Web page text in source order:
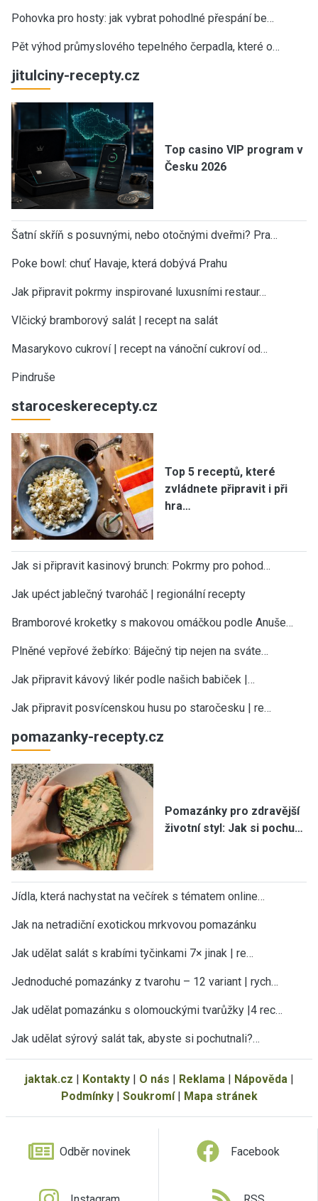
Pohovka pro hosty: jak vybrat pohodlné přespání be…
Pět výhod průmyslového tepelného čerpadla, které o…
jitulciny-recepty.cz
Top casino VIP program v
Česku 2026
Šatní skříň s posuvnými, nebo otočnými dveřmi? Pra…
Poke bowl: chuť Havaje, která dobývá Prahu
Jak připravit pokrmy inspirované luxusními restaur…
Vlčický bramborový salát | recept na salát
Masarykovo cukroví | recept na vánoční cukroví od…
Pindruše
staroceskerecepty.cz
Top 5 receptů, které
zvládnete připravit i při
hra…
Jak si připravit kasinový brunch: Pokrmy pro pohod…
Jak upéct jablečný tvaroháč | regionální recepty
Bramborové kroketky s makovou omáčkou podle Anuše…
Plněné vepřové žebírko: Báječný tip nejen na sváte…
Jak připravit kávový likér podle našich babiček |…
Jak připravit posvícenskou husu po staročesku | re…
pomazanky-recepty.cz
Pomazánky pro zdravější
životní styl: Jak si pochu…
Jídla, která nachystat na večírek s tématem online…
Jak na netradiční exotickou mrkvovou pomazánku
Jak udělat salát s krabími tyčinkami 7× jinak | re…
Jednoduché pomazánky z tvarohu – 12 variant | rych…
Jak udělat pomazánku s olomouckými tvarůžky |4 rec…
Jak udělat sýrový salát tak, abyste si pochutnali?…
jaktak.cz | Kontakty| O nás | Reklama | Nápověda |
Podmínky| Soukromí| Mapa stránek
Odběr novinek Facebook